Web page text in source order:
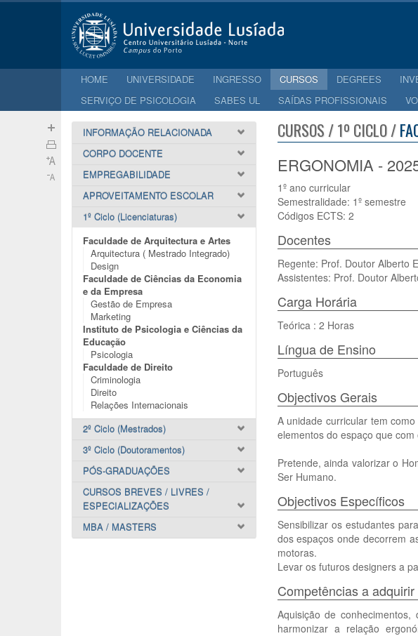
HOME UNIVERSIDADE INGRESSO CURSOS DEGREES
SERVIÇO DE PSICOLOGIA
SABES UL SAÍDAS PROFISSIONAIS
INFORMAÇÃO RELACIONADA
CORPO DOCENTE
EMPREGABILIDADE
APROVEITAMENTO ESCOLAR
1º Ciclo (Licenciaturas)
Faculdade de Arquitectura e Artes
Arquitectura ( Mestrado Integrado)
Design
Faculdade de Ciências da Economia
e da Empresa
Gestão de Empresa
Marketing
Instituto de Psicologia e Ciências da
Educação
Psicologia
Faculdade de Direito
Criminologia
Direito
Relações Internacionais
2º Ciclo (Mestrados)
3º Ciclo (Doutoramentos)
PÓS-GRADUAÇÕES
CURSOS BREVES / LIVRES /
ESPECIALIZAÇÕES
MBA / MASTERS
CURSOS / 1º CICLO /
ERGONOMIA -
1º ano curricular
Semestralidade: 1º semestre
Códigos ECTS: 2
Docentes
Regente: Prof. Doutor Alberto
Assistentes: Prof. Doutor
Carga Horária
Teórica : 2 Horas
Língua de Ensino
Português
Objectivos Gerais
A unidade curricular tem
elementos do espaço que
Pretende, ainda valorizar o
Ser Humano.
Objectivos Específicos
Sensibilizar os estudantes
dos espaços onde decorrem
motoras.
Levar os futuros designers a
Competências a adquirir
Aquisição de
harmonizar a relação